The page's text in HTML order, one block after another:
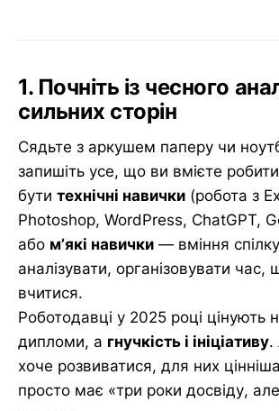
1. Почніть із чесного
сильних сторін
Сядьте з аркушем паперу чи
запишіть усе, що ви вмієте
бути технічні навички (робота з
Photoshop, WordPress, ChatGPT,
або м’які навички — вміння
аналізувати, організовувати час,
вчитися.
Роботодавці у 2025 році цінують
дипломи, а гнучкість і ініціативу.
хоче розвиватися, для них
просто має «три роки досвіду,